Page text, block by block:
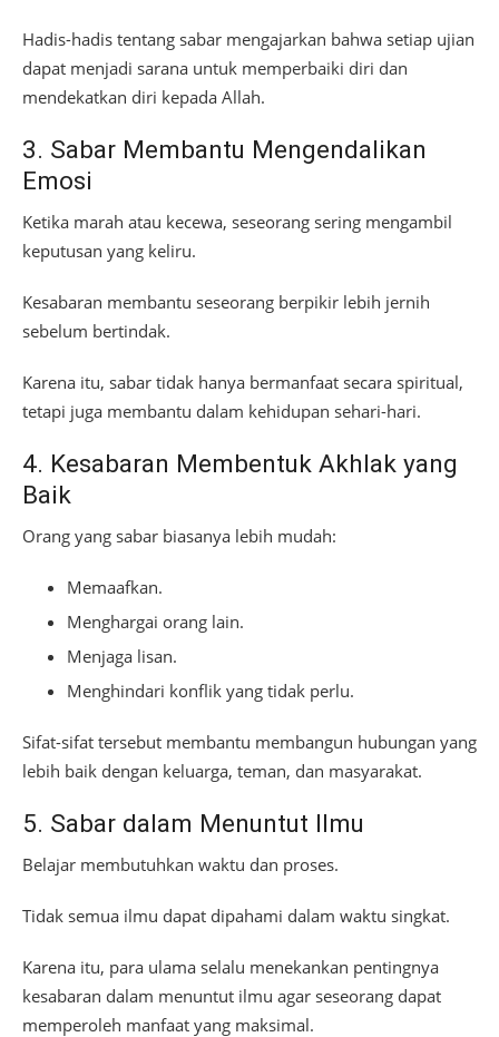
Hadis-hadis tentang sabar mengajarkan bahwa setiap ujian
dapat menjadi sarana untuk memperbaiki diri dan
mendekatkan diri kepada Allah.
3. Sabar Membantu Mengendalikan
Emosi
Ketika marah atau kecewa, seseorang sering mengambil
keputusan yang keliru.
Kesabaran membantu seseorang berpikir lebih jernih
sebelum bertindak.
Karena itu, sabar tidak hanya bermanfaat secara spiritual,
tetapi juga membantu dalam kehidupan sehari-hari.
4. Kesabaran Membentuk Akhlak yang
Baik
Orang yang sabar biasanya lebih mudah:
Memaafkan.
Menghargai orang lain.
Menjaga lisan.
Menghindari konflik yang tidak perlu.
Sifat-sifat tersebut membantu membangun hubungan yang
lebih baik dengan keluarga, teman, dan masyarakat.
5. Sabar dalam Menuntut Ilmu
Belajar membutuhkan waktu dan proses.
Tidak semua ilmu dapat dipahami dalam waktu singkat.
Karena itu, para ulama selalu menekankan pentingnya
kesabaran dalam menuntut ilmu agar seseorang dapat
memperoleh manfaat yang maksimal.